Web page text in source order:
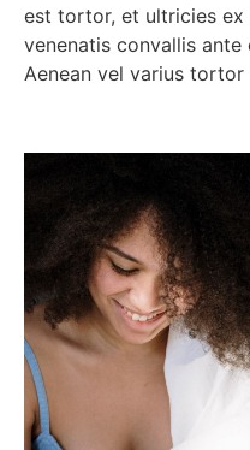
est tortor, et ultricies ex
venenatis convallis
Aenean vel varius